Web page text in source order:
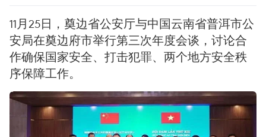
11月25日，奠边省公安厅与中国云南省普洱市公
安局在奠边府市举行第三次年度会谈，讨论合
作确保国家安全、打击犯罪、两个地方安全秩
序保障工作。